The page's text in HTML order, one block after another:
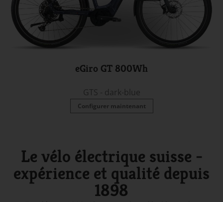
eGiro GT 800Wh
GTS - dark-blue
Configurer maintenant
Le vélo électrique suisse -
expérience et qualité depuis
1898